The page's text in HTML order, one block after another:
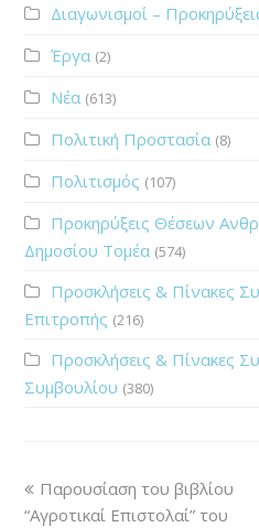
Διαγωνισμοί –
Έργα (2)
Νέα (613)
Πολιτική Προστασία (8)
Πολιτισμός (107)
Προκηρύξεις Θέσεων
Δημοσίου Τομέα (574)
Προσκλήσεις & Πίνακες
Επιτροπής (216)
Προσκλήσεις & Πίνακες
Συμβουλίου (380)
Παρουσίαση του βιβλίου
“Αγροτικαί Επιστολαί” του